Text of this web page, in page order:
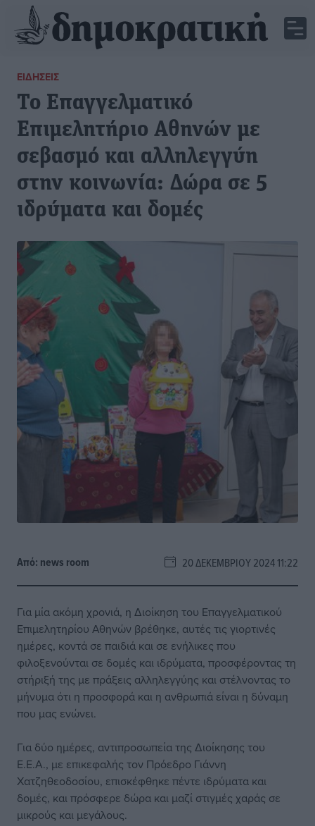
ΕΙΔΉΣΕΙΣ
Το Επαγγελματικό
Επιμελητήριο Αθηνών με
σεβασμό και αλληλεγγύη
στην κοινωνία: Δώρα σε 5
ιδρύματα και δομές
Από: news room 20 ΔΕΚΕΜΒΡΊΟΥ 2024 11:22
Για μία ακόμη χρονιά, η Διοίκηση του Επαγγελματικού
Επιμελητηρίου Αθηνών βρέθηκε, αυτές τις γιορτινές
ημέρες, κοντά σε παιδιά και σε ενήλικες που
φιλοξενούνται σε δομές και ιδρύματα, προσφέροντας τη
στήριξή της με πράξεις αλληλεγγύης και στέλνοντας το
μήνυμα ότι η προσφορά και η ανθρωπιά είναι η δύναμη
που μας ενώνει.
Για δύο ημέρες, αντιπροσωπεία της Διοίκησης του
Ε.Ε.Α., με επικεφαλής τον Πρόεδρο Γιάννη
Χατζηθεοδοσίου, επισκέφθηκε πέντε ιδρύματα και
δομές, και πρόσφερε δώρα και μαζί στιγμές χαράς σε
μικρούς και μεγάλους.